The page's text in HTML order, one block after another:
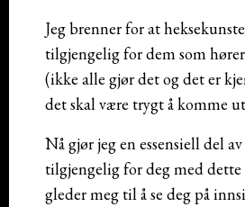
Jeg brenner for at
tilgjengelig for dem som
(ikke alle gjør det og det er
det skal være trygt å komme
Nå gjør jeg en essensiell del
tilgjengelig for deg med dette
gleder meg til å se deg på